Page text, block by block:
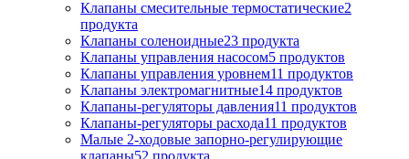
Клапаны смесительные термостатические2
продукта
Клапаны соленоидные23 продукта
Клапаны управления насосом5 продуктов
Клапаны управления уровнем11 продуктов
Клапаны электромагнитные14 продуктов
Клапаны-регуляторы давления11 продуктов
Клапаны-регуляторы расхода11 продуктов
Малые 2-ходовые запорно-регулирующие
клапаны52 продукта